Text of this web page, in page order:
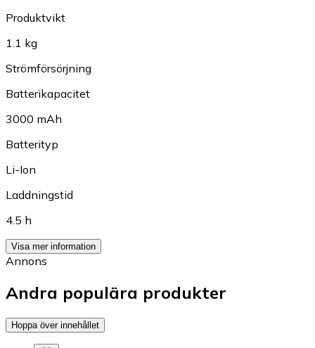
Produktvikt
1.1 kg
Strömförsörjning
Batterikapacitet
3000 mAh
Batterityp
Li-Ion
Laddningstid
4.5 h
Visa mer information
Annons
Andra populära produkter
Hoppa över innehållet